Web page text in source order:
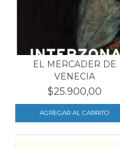
EL MERCADER DE
VENECIA
$25.900,00